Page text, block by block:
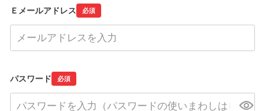
Ｅメールアドレス 必須
パスワード 必須